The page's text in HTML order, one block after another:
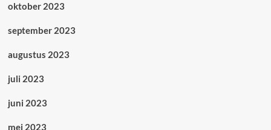
oktober 2023
september 2023
augustus 2023
juli 2023
juni 2023
mei 2023